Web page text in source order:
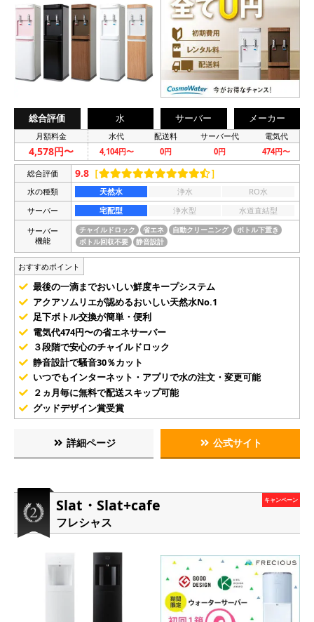
総合評価 水 サーバー メーカー
月額料金 水代 配送料 サーバー代 電気代
4,578円〜 4,104円〜 0円 0円 474円〜
総合評価 9.8 ［ ］
水の種類 天然水 浄水
RO水
サーバー
宅配型 浄水型
水道直結型
サーバー
機能
チャイルドロック 省エネ 自動クリーニング
ボトル下置き
ボトル回収不要
静音設計
おすすめポイント
最後の一滴までおいしい鮮度キープシステム
アクアソムリエが認めるおいしい天然水No.1
足下ボトル交換が簡単・便利
電気代474円〜の省エネサーバー
３段階で安心のチャイルドロック
静音設計で騒音30％カット
いつでもインターネット・アプリで水の注文・変更可能
２ヵ月毎に無料で配送スキップ可能
グッドデザイン賞受賞
詳細ページ 公式サイト
Slat・Slat+cafe
フレシャス
キャンペーン